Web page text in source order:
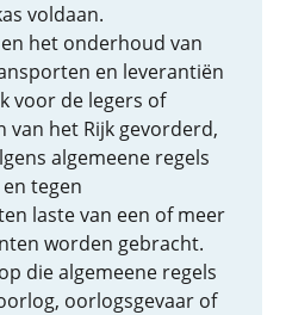
voldaan.
het onderhoud van
en leverantiën
voor de legers of
van het Rijk gevorderd,
algemeene regels
tegen
laste van een of meer
worden gebracht.
die algemeene regels
oorlogsgevaar of